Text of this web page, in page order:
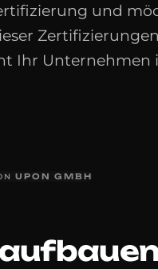
und
Ihr Unternehmen
UPON GMBH